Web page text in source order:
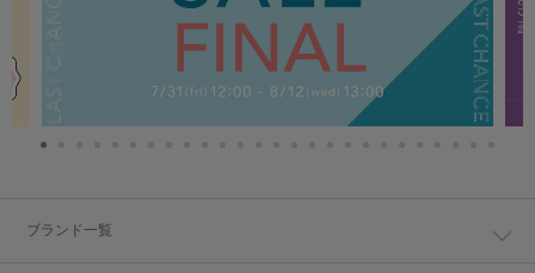
ブランド一覧